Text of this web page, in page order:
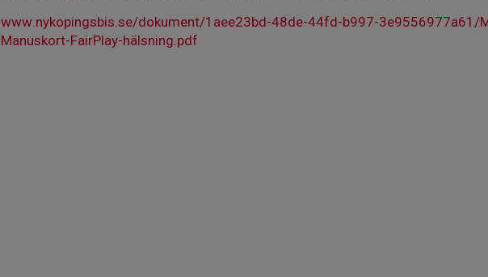
www.nykopingsbis.se/dokument/1aee23bd-48de-44fd-b997-3e9556977a61/
Manuskort-FairPlay-hälsning.pdf